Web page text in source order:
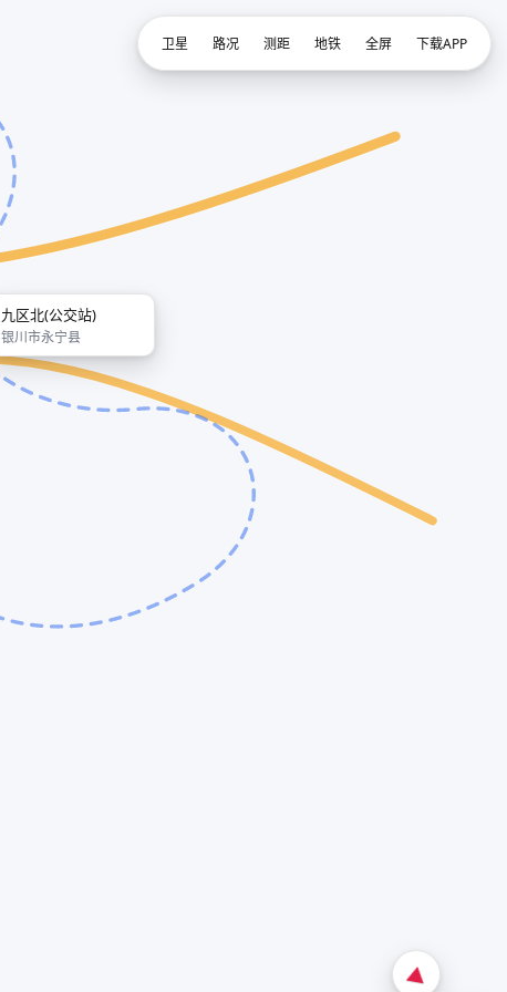
九区北(公交站)
银川市永宁县
卫星 路况 测距 地铁 全屏 下载APP